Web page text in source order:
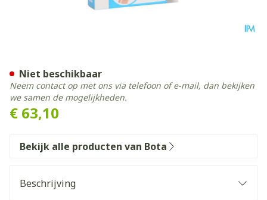
€ 63,10
Niet beschikbaar
Neem contact op met ons via telefoon of e-mail, dan bekijken
we samen de mogelijkheden.
Bekijk alle producten van Bota
Beschrijving